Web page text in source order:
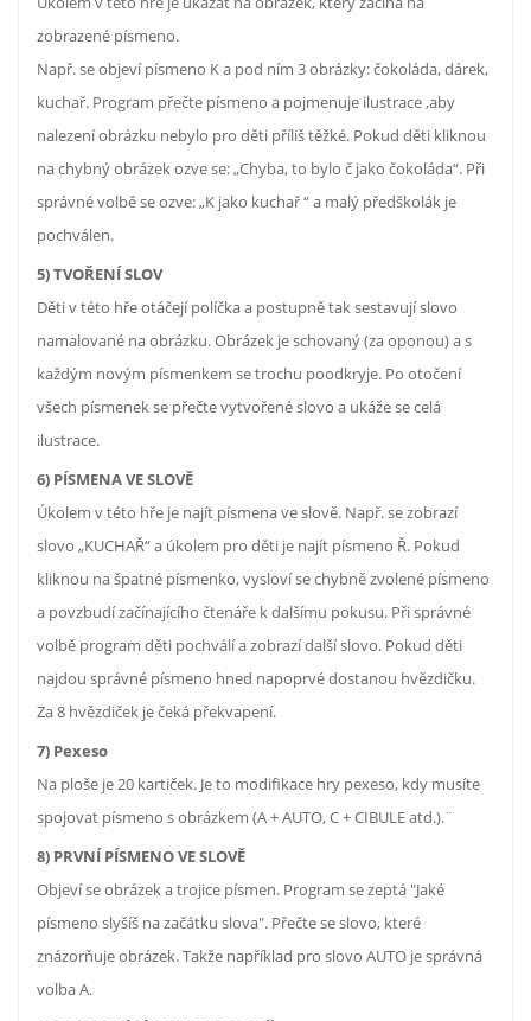
zobrazené písmeno.
Např. se objeví písmeno K a pod ním 3 obrázky: čokoláda, dárek,
kuchař. Program přečte písmeno a pojmenuje ilustrace ,aby
nalezení obrázku nebylo pro děti příliš těžké. Pokud děti kliknou
na chybný obrázek ozve se: „Chyba, to bylo č jako čokoláda“. Při
správné volbě se ozve: „K jako kuchař “ a malý předškolák je
pochválen.
5) TVOŘENÍ SLOV
Děti v této hře otáčejí políčka a postupně tak sestavují slovo
namalované na obrázku. Obrázek je schovaný (za oponou) a s
každým novým písmenkem se trochu poodkryje. Po otočení
všech písmenek se přečte vytvořené slovo a ukáže se celá
ilustrace.
6) PÍSMENA VE SLOVĚ
Úkolem v této hře je najít písmena ve slově. Např. se zobrazí
slovo „KUCHAŘ“ a úkolem pro děti je najít písmeno Ř. Pokud
kliknou na špatné písmenko, vysloví se chybně zvolené písmeno
a povzbudí začínajícího čtenáře k dalšímu pokusu. Při správné
volbě program děti pochválí a zobrazí další slovo. Pokud děti
najdou správné písmeno hned napoprvé dostanou hvězdičku.
Za 8 hvězdiček je čeká překvapení.
7) Pexeso
Na ploše je 20 kartiček. Je to modifikace hry pexeso, kdy musíte
spojovat písmeno s obrázkem (A + AUTO, C + CIBULE atd.).¨
8) PRVNÍ PÍSMENO VE SLOVĚ
Objeví se obrázek a trojice písmen. Program se zeptá "Jaké
písmeno slyšíš na začátku slova". Přečte se slovo, které
znázorňuje obrázek. Takže například pro slovo AUTO je správná
volba A.